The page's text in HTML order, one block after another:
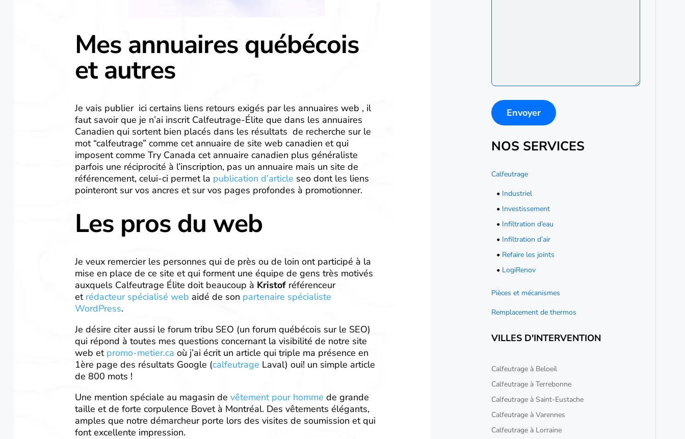
Mes annuaires québécois
et autres
Je vais publier ici certains liens retours exigés par les annuaires web , il
faut savoir que je n’ai inscrit Calfeutrage-Élite que dans les annuaires
Canadien qui sortent bien placés dans les résultats de recherche sur le
mot “calfeutrage” comme cet annuaire de site web canadien et qui
imposent comme Try Canada cet annuaire canadien plus généraliste
parfois une réciprocité à l’inscription, pas un annuaire mais un site de
référencement, celui-ci permet la publication d’article seo dont les liens
pointeront sur vos ancres et sur vos pages profondes à promotionner.
Les pros du web
Je veux remercier les personnes qui de près ou de loin ont participé à la
mise en place de ce site et qui forment une équipe de gens très motivés
auxquels Calfeutrage Élite doit beaucoup à Kristof référenceur
et rédacteur spécialisé web aidé de son partenaire spécialiste
WordPress.
Je désire citer aussi le forum tribu SEO (un forum québécois sur le SEO)
qui répond à toutes mes questions concernant la visibilité de notre site
web et promo-metier.ca où j’ai écrit un article qui triple ma présence en
1ère page des résultats Google (calfeutrage Laval) oui! un simple article
de 800 mots !
Une mention spéciale au magasin de vêtement pour homme de grande
taille et de forte corpulence Bovet à Montréal. Des vêtements élégants,
amples que notre démarcheur porte lors des visites de soumission et qui
font excellente impression.
NOS SERVICES
Calfeutrage
• Industriel
• Investissement
• Infiltration d’eau
• Infiltration d’air
• Refaire les joints
• LogiRenov
Pièces et mécanismes
Remplacement de thermos
VILLES D'INTERVENTION
Calfeutrage à Beloeil
Calfeutrage à Terrebonne
Calfeutrage à Saint-Eustache
Calfeutrage à Varennes
Calfeutrage à Lorraine